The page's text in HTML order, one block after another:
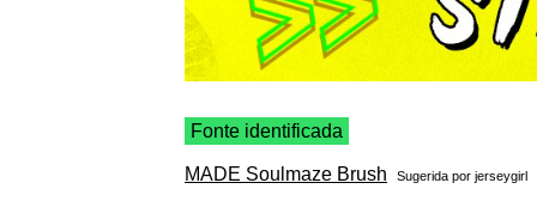
Fonte identificada
MADE Soulmaze Brush Sugerida por jerseygirl